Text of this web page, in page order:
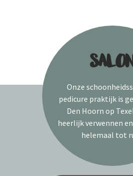
Onze
pedicure praktijk is
Den Hoorn op
heerlijk verwennen
helemaal tot